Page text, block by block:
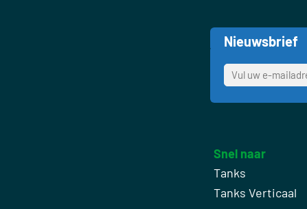
Nieuwsbrief
Snel naar
Tanks
Tanks Verticaal